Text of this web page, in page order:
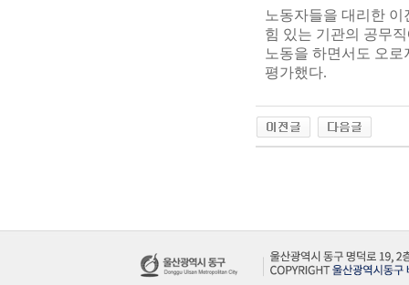
노동자들을 대리한
힘 있는 기관의 공무
노동을 하면서도 오
평가했다.